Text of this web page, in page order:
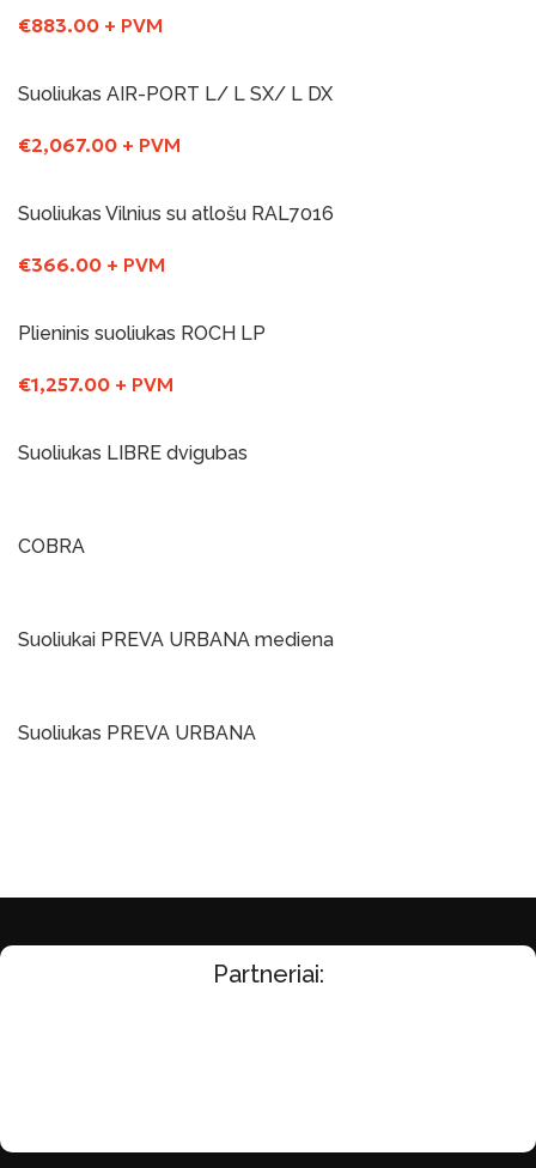
€883.00 + PVM
Suoliukas AIR-PORT L/ L SX/ L DX
€2,067.00 + PVM
Suoliukas Vilnius su atlošu RAL7016
€366.00 + PVM
Plieninis suoliukas ROCH LP
€1,257.00 + PVM
Suoliukas LIBRE dvigubas
COBRA
Suoliukai PREVA URBANA mediena
Suoliukas PREVA URBANA
Partneriai: